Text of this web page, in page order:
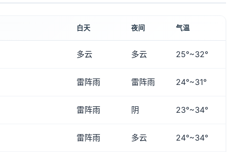
白天 夜间 气温
多云 多云 25°~32°
雷阵雨 雷阵雨 24°~31°
雷阵雨 阴 23°~34°
雷阵雨 多云 24°~34°